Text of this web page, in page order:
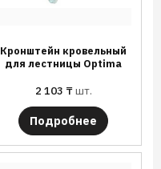
Кронштейн кровельный
для лестницы Optima
2 103 ₸шт.
Подробнее